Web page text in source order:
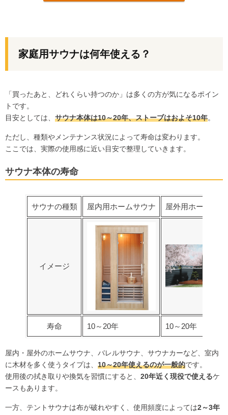
家庭用サウナは何年使える？
「買ったあと、どれくらい持つのか」は多くの方が気になるポイン
トです。
目安としては、 サウナ本体は10～20年、ストーブはおよそ10年。
ただし、種類やメンテナンス状況によって寿命は変わります。
ここでは、実際の使用感に近い目安で整理していきます。
サウナ本体の寿命
サウナの種類 屋内用ホームサウナ 屋外用ホームサウ
イメージ
寿命 10～20年 10～20年
屋内・屋外のホームサウナ、バレルサウナ、サウナカーなど、室内
に木材を多く使うタイプは、 10～20年使えるのが一般的です。
使用後の拭き取りや換気を習慣にすると、 20年近く現役で使えるケ
ースもあります。
一方、テントサウナは布が破れやすく、使用頻度によっては2～3年